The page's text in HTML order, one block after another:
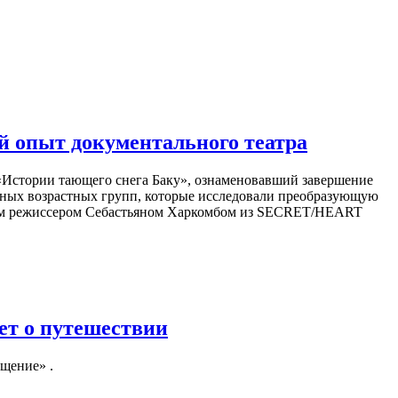
документального театра
тающего снега Баку», ознаменовавший завершение
возрастных групп, которые исследовали преобразующую
режиссером Себастьяном Харкомбом из SECRET/HEART
о путешествии
.